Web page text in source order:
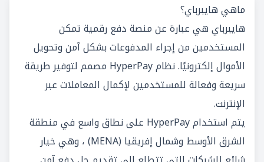
ماهي هايبرباي؟
هايبرباي هي عبارة عن منصة دفع رقمية تمكن
المستخدمين من إجراء المدفوعات بشكل آمن وتحويل
الأموال إلكترونيًا. نظام HyperPay مصمم لتوفير طريقة
سريعة وفعالة للمستخدمين لإكمال المعاملات عبر
الإنترنت.
يتم استخدام HyperPay على نطاق واسع في منطقة
الشرق الأوسط وشمال إفريقيا (MENA) ، وهي خيار